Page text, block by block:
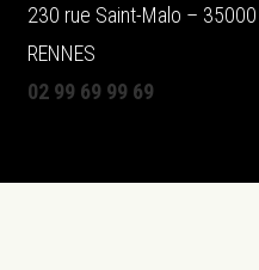
230 rue Saint-Malo – 35000
RENNES
02 99 69 99 69